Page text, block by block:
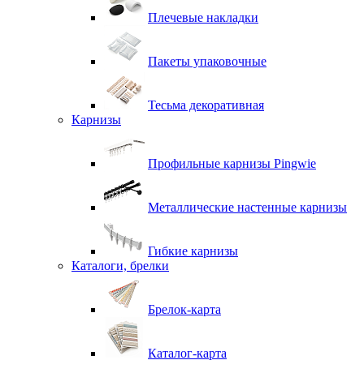
Плечевые накладки
Пакеты упаковочные
Тесьма декоративная
Карнизы
Профильные карнизы Pingwie
Металлические настенные карнизы
Гибкие карнизы
Каталоги, брелки
Брелок-карта
Каталог-карта